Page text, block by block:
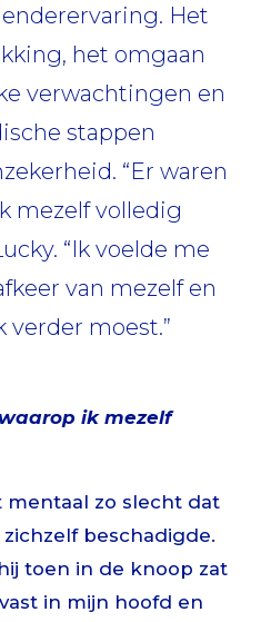
Het
het omgaan
verwachtingen en
stappen
“Er waren
mezelf volledig
“Ik voelde me
van mezelf en
moest.”
ik mezelf
zo slecht dat
beschadigde.
toen in de knoop zat
in mijn hoofd en